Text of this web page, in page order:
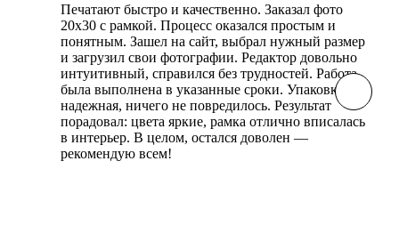
Печатают быстро и качественно. Заказал фото
20х30 с рамкой. Процесс оказался простым и
понятным. Зашел на сайт, выбрал нужный размер
и загрузил свои фотографии. Редактор довольно
интуитивный, справился без трудностей. Работа
была выполнена в указанные сроки. Упаковка
надежная, ничего не повредилось. Результат
порадовал: цвета яркие, рамка отлично вписалась
в интерьер. В целом, остался доволен —
рекомендую всем!